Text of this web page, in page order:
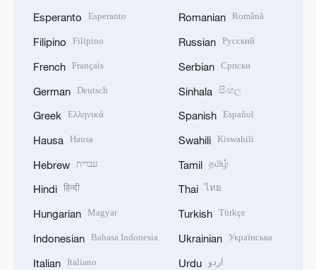
Esperanto Esperanto
Filipino Filipino
French Français
German Deutsch
Greek Ελληνικά
Hausa Hausa
Hebrew עברית
Hindi हिन्दी
Hungarian Magyar
Indonesian Bahasa Indonesia
Italian Italiano
Romanian Română
Russian Русский
Serbian Српски
Sinhala සිංහල
Spanish Español
Swahili Kiswahili
Tamil தமிழ்
Thai ไทย
Turkish Türkçe
Ukrainian Українська
Urdu اردو